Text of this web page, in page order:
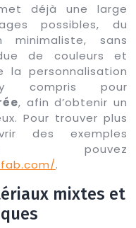
déjà une large
possibles, du
minimaliste, sans
de couleurs et
la personnalisation
compris pour
, afin d’obtenir un
Pour trouver plus
des exemples
pouvez
.
mixtes et